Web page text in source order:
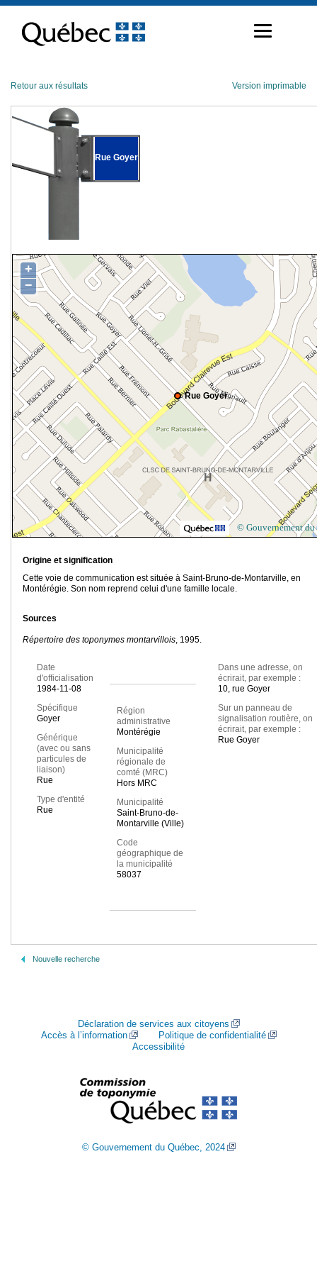
contenu
Retour aux résultats Version imprimable
Rue Goyer
Rue Goyer
+
−
© Gouvernement du
Origine et signification
Cette voie de communication est située à Saint-Bruno-de-Montarville, en
Montérégie. Son nom reprend celui d'une famille locale.
Sources
Répertoire des toponymes montarvillois, 1995.
Date
d'officialisation
1984-11-08
Spécifique
Goyer
Générique
(avec ou sans
particules de
liaison)
Rue
Type d'entité
Rue
Région
administrative
Montérégie
Municipalité
régionale de
comté (MRC)
Hors MRC
Municipalité
Saint-Bruno-de-
Montarville (Ville)
Code
géographique de
la municipalité
58037
Dans une adresse, on
écrirait, par exemple :
10, rue Goyer
Sur un panneau de
signalisation routière, on
écrirait, par exemple :
Rue Goyer
Nouvelle recherche
Déclaration de services aux citoyens
Accès à l’information
Politique de confidentialité
Accessibilité
© Gouvernement du Québec, 2024